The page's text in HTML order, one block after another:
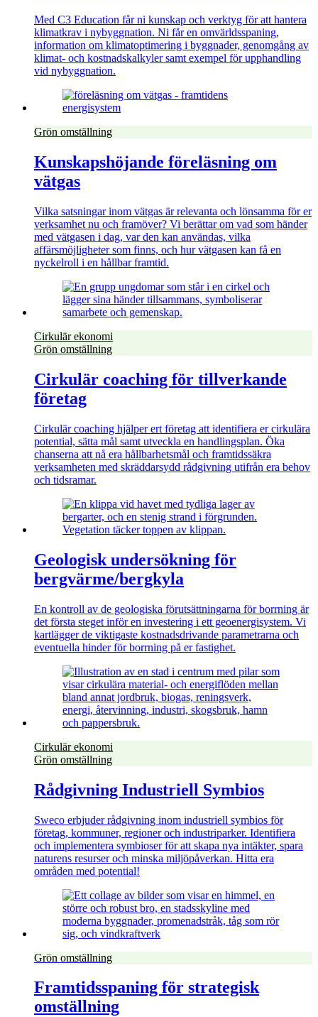
Med C3 Education får ni kunskap och verktyg för att hantera
klimatkrav i nybyggnation. Ni får en omvärldsspaning,
information om klimatoptimering i byggnader, genomgång av
klimat- och kostnadskalkyler samt exempel för upphandling
vid nybyggnation.
Grön omställning
Kunskapshöjande föreläsning om
vätgas
Vilka satsningar inom vätgas är relevanta och lönsamma för er
verksamhet nu och framöver? Vi berättar om vad som händer
med vätgasen i dag, var den kan användas, vilka
affärsmöjligheter som finns, och hur vätgasen kan få en
nyckelroll i en hållbar framtid.
Cirkulär ekonomi
Grön omställning
Cirkulär coaching för tillverkande
företag
Cirkulär coaching hjälper ert företag att identifiera er cirkulära
potential, sätta mål samt utveckla en handlingsplan. Öka
chanserna att nå era hållbarhetsmål och framtidssäkra
verksamheten med skräddarsydd rådgivning utifrån era behov
och tidsramar.
Geologisk undersökning för
bergvärme/bergkyla
En kontroll av de geologiska förutsättningarna för borrning är
det första steget inför en investering i ett geoenergisystem. Vi
kartlägger de viktigaste kostnadsdrivande parametrarna och
eventuella hinder för borrning på er fastighet.
Cirkulär ekonomi
Grön omställning
Rådgivning Industriell Symbios
Sweco erbjuder rådgivning inom industriell symbios för
företag, kommuner, regioner och industriparker. Identifiera
och implementera symbioser för att skapa nya intäkter, spara
naturens resurser och minska miljöpåverkan. Hitta era
områden med potential!
Grön omställning
Framtidsspaning för strategisk
omställning